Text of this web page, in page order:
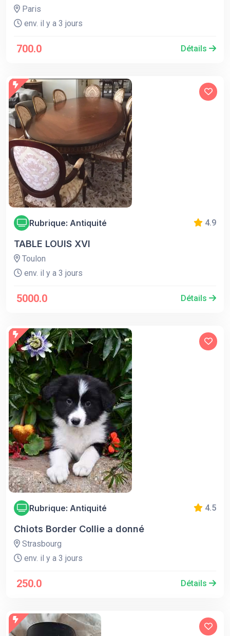
Paris
env. il y a 3 jours
700.0 Détails
Rubrique: Antiquité 4.9
TABLE LOUIS XVI
Toulon
env. il y a 3 jours
5000.0 Détails
Rubrique: Antiquité 4.5
Chiots Border Collie a donné
Strasbourg
env. il y a 3 jours
250.0 Détails